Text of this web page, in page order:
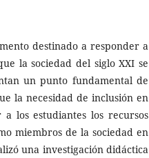
destinado a responder a
la sociedad del siglo XXI se
un punto fundamental de
la necesidad de inclusión en
los estudiantes los recursos
miembros de la sociedad en
una investigación didáctica